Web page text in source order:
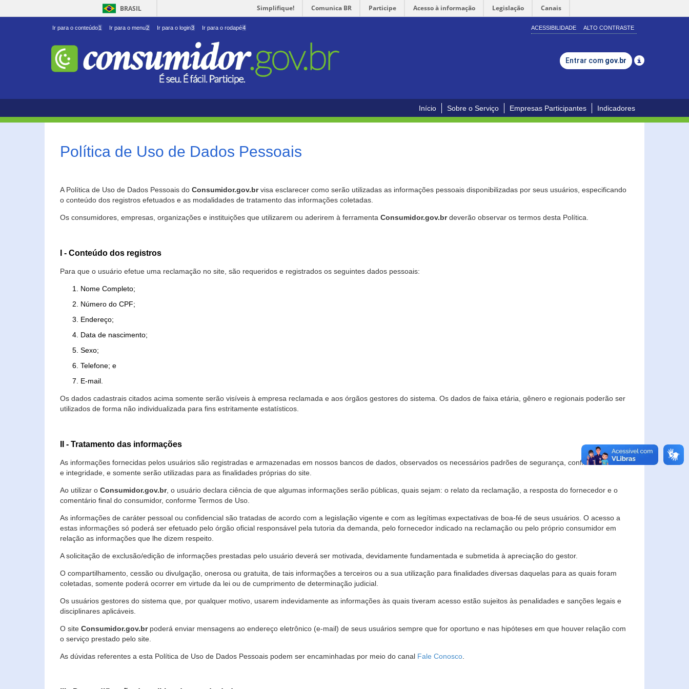
BRASIL Simplifique! Comunica BR Participe Acesso à informação Legislação Canais
Ir para o conteúdo1 Ir para o menu2 Ir para o login3 Ir para o rodapé4 ACESSIBILIDADE ALTO CONTRASTE
Entrar com gov.br
Início Sobre o Serviço Empresas Participantes Indicadores
Política de Uso de Dados Pessoais
A Política de Uso de Dados Pessoais do Consumidor.gov.brvisa esclarecer como serão utilizadas as informações pessoais disponibilizadas por seus usuários, especificando
o conteúdo dos registros efetuados e as modalidades de tratamento das informações coletadas.
Os consumidores, empresas, organizações e instituições que utilizarem ou aderirem à ferramenta Consumidor.gov.brdeverão observar os termos desta Política.
I - Conteúdo dos registros
Para que o usuário efetue uma reclamação no site, são requeridos e registrados os seguintes dados pessoais:
Nome Completo;
Número do CPF;
Endereço;
Data de nascimento;
Sexo;
Telefone; e
E-mail.
Os dados cadastrais citados acima somente serão visíveis à empresa reclamada e aos órgãos gestores do sistema. Os dados de faixa etária, gênero e regionais poderão ser
utilizados de forma não individualizada para fins estritamente estatísticos.
II - Tratamento das informações
As informações fornecidas pelos usuários são registradas e armazenadas em nossos bancos de dados, observados os necessários padrões de segurança, confidencialidade
e integridade, e somente serão utilizadas para as finalidades próprias do site.
Ao utilizar o Consumidor.gov.br, o usuário declara ciência de que algumas informações serão públicas, quais sejam: o relato da reclamação, a resposta do fornecedor e o
comentário final do consumidor, conforme Termos de Uso.
As informações de caráter pessoal ou confidencial são tratadas de acordo com a legislação vigente e com as legítimas expectativas de boa-fé de seus usuários. O acesso a
estas informações só poderá ser efetuado pelo órgão oficial responsável pela tutoria da demanda, pelo fornecedor indicado na reclamação ou pelo próprio consumidor em
relação as informações que lhe dizem respeito.
A solicitação de exclusão/edição de informações prestadas pelo usuário deverá ser motivada, devidamente fundamentada e submetida à apreciação do gestor.
O compartilhamento, cessão ou divulgação, onerosa ou gratuita, de tais informações a terceiros ou a sua utilização para finalidades diversas daquelas para as quais foram
coletadas, somente poderá ocorrer em virtude da lei ou de cumprimento de determinação judicial.
Os usuários gestores do sistema que, por qualquer motivo, usarem indevidamente as informações às quais tiveram acesso estão sujeitos às penalidades e sanções legais e
disciplinares aplicáveis.
O site Consumidor.gov.brpoderá enviar mensagens ao endereço eletrônico (e-mail) de seus usuários sempre que for oportuno e nas hipóteses em que houver relação com
o serviço prestado pelo site.
As dúvidas referentes a esta Política de Uso de Dados Pessoais podem ser encaminhadas por meio do canal Fale Conosco